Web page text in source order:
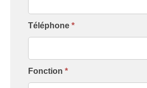
Téléphone *
Fonction *